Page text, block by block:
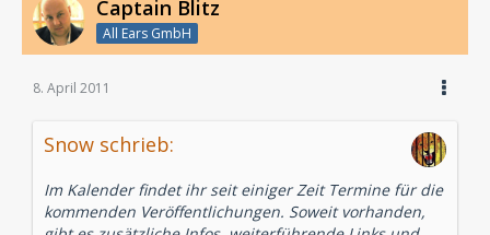
Captain Blitz
All Ears GmbH
8. April 2011
Snow schrieb:
Im Kalender findet ihr seit einiger Zeit Termine für die
kommenden Veröffentlichungen. Soweit vorhanden,